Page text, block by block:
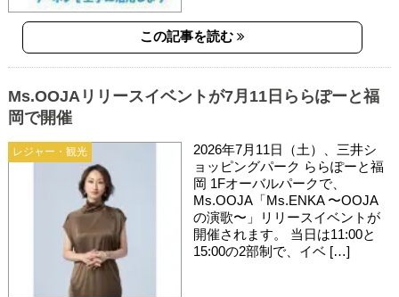
この記事を読む
レジャー・観光
Ms.OOJAリリースイベントが7月11日ららぽーと福
岡で開催
2026年7月11日（土）、三井シ
ョッピングパーク ららぽーと福
岡 1Fオーバルパークで、
Ms.OOJA「Ms.ENKA 〜OOJA
の演歌〜」リリースイベントが
開催されます。 当日は11:00と
15:00の2部制で、イベ […]